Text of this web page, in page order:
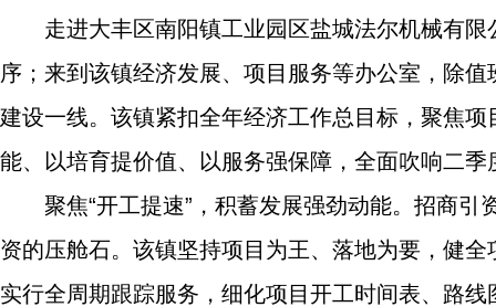
走进大丰区南阳镇工业园区盐城法尔机械有
序；来到该镇经济发展、项目服务等办公室，除
建设一线。该镇紧扣全年经济工作总目标，聚焦
能、以培育提价值、以服务强保障，全面吹响二季
聚焦“开工提速”，积蓄发展强劲动能。招商
资的压舱石。该镇坚持项目为王、落地为要，健
实行全周期跟踪服务，细化项目开工时间表、路